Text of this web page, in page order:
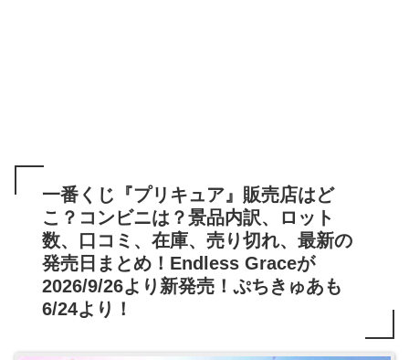
一番くじ『プリキュア』販売店はど
こ？コンビニは？景品内訳、ロット
数、口コミ、在庫、売り切れ、最新の
発売日まとめ！Endless Graceが
2026/9/26より新発売！ぷちきゅあも
6/24より！